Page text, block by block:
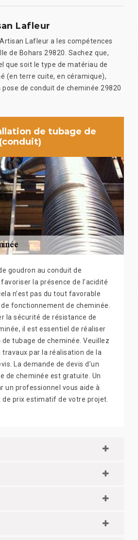
Lafleur
Lafleur a les compétences
de Bohars 29820. Sachez que,
que soit le type de matériau de
(en terre cuite, en céramique),
de conduit de cheminée 29820
de tubage de
goudron au conduit de
la présence de l’acidité
n’est pas du tout favorable
fonctionnement de cheminée.
la sécurité de résistance de
il est essentiel de réaliser
tubage de cheminée. Veuillez
par la réalisation de la
La demande de devis d’un
de cheminée est gratuite. Un
un professionnel vous aide à
prix estimatif de votre projet.